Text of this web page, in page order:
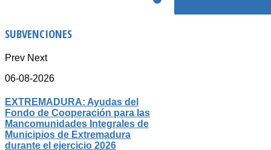
SUBVENCIONES
Prev Next
06-08-2026
EXTREMADURA: Ayudas del
Fondo de Cooperación para las
Mancomunidades Integrales de
Municipios de Extremadura
durante el ejercicio 2026